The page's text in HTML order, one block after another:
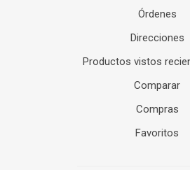
Órdenes
Direcciones
Productos vistos
Comparar
Compras
Favoritos